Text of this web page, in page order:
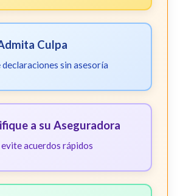
Culpa
declaraciones sin asesoría
a su Aseguradora
acuerdos rápidos